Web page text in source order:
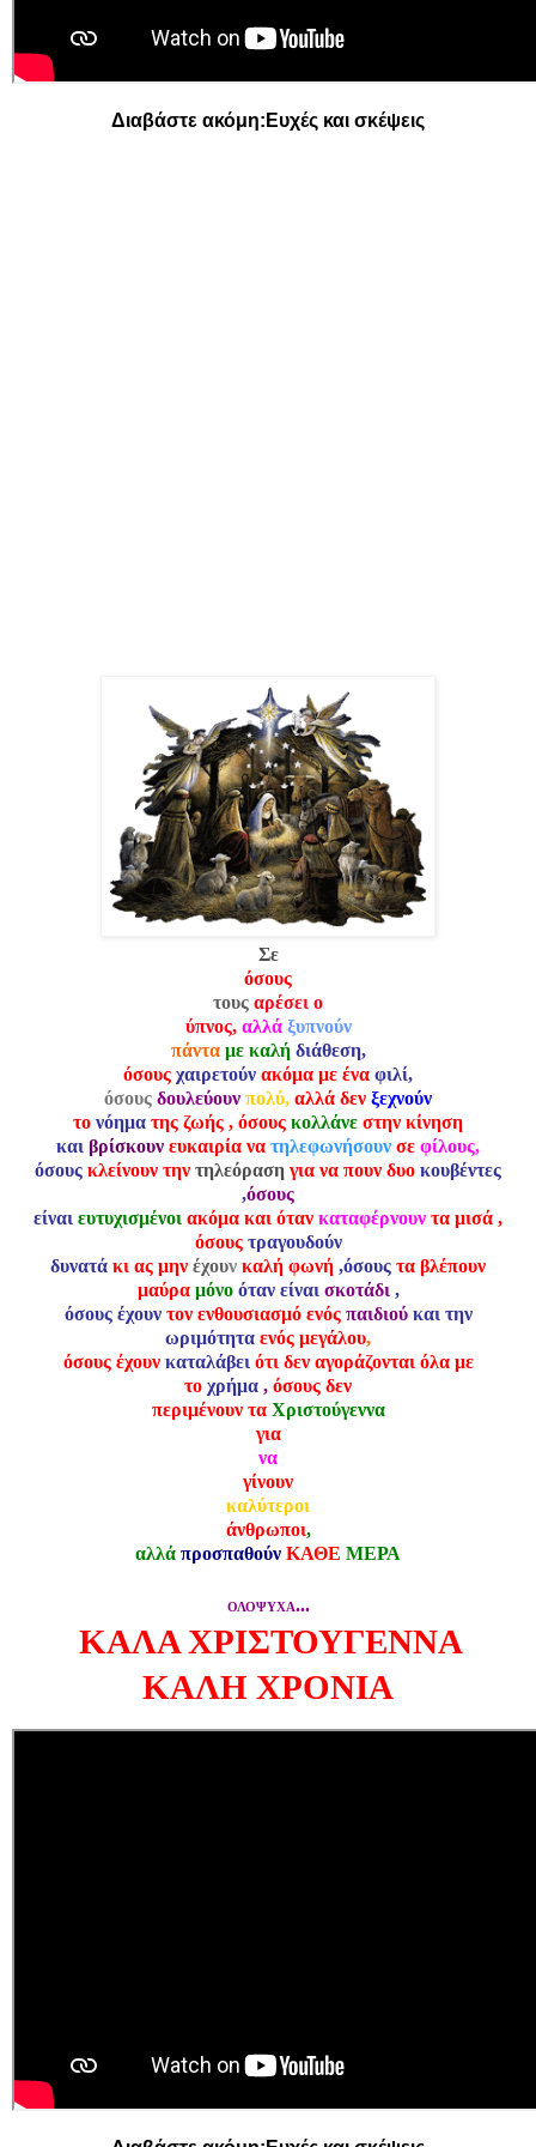
Διαβάστε ακόμη: Ευχές και σκέψεις
Σε
όσους
τους αρέσει ο
ύπνος, αλλά ξυπνούν
πάντα με καλή διάθεση,
όσους χαιρετούν ακόμα με ένα φιλί,
όσους δουλεύουν πολύ, αλλά δεν ξεχνούν
το νόημα της ζωής , όσους κολλάνε στην κίνηση
και βρίσκουν ευκαιρία να τηλεφωνήσουν σε φίλους,
όσους κλείνουν την τηλεόραση για να πουν δυο κουβέντες
,όσους
είναι ευτυχισμένοι ακόμα και όταν καταφέρνουν τα μισά ,
όσουςτραγουδούν
δυνατά κι ας μην έχουν καλή φωνή ,όσους τα βλέπουν
μαύρα μόνο όταν είναι σκοτάδι ,
όσους έχουν τον ενθουσιασμό ενός παιδιούκαι την
ωριμότητα ενός μεγάλου,
όσους έχουνκαταλάβει ότι δεν αγοράζονται όλα με
το χρήμα , όσους δεν
περιμένουν τα Χριστούγεννα
για
να
γίνουν
καλύτεροι
άνθρωποι,
αλλά προσπαθούν ΚΑΘΕ ΜΕΡΑ
ΟΛΟΨΥΧΑ...
ΚΑΛΑ ΧΡΙΣΤΟΥΓΕΝΝΑ
ΚΑΛΗ ΧΡΟΝΙΑ